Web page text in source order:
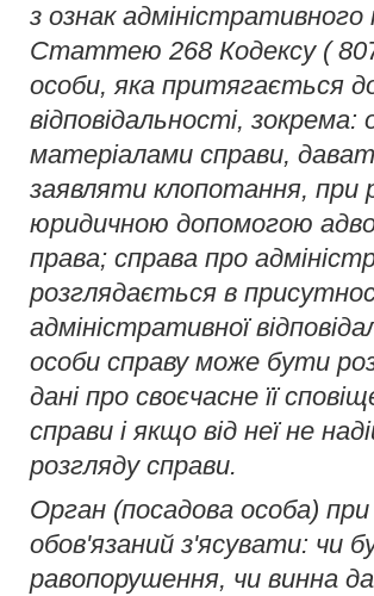
з ознак
Статтею 268 Кодексу (
особи, яка притягається
відповідальності,
матеріалами справи,
заявляти клопотання, при
юридичною допомогою
права; справа про
розглядається в
адміністративної
особи справу може бути
дані про своєчасне її
справи і якщо від неї не
розгляду справи.
Орган (посадова особа)
обов'язаний з'ясувати: чи
равопорушення, чи винна